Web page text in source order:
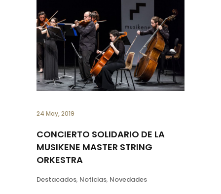
24 May, 2019
CONCIERTO SOLIDARIO DE LA
MUSIKENE MASTER STRING
ORKESTRA
Destacados, Noticias, Novedades